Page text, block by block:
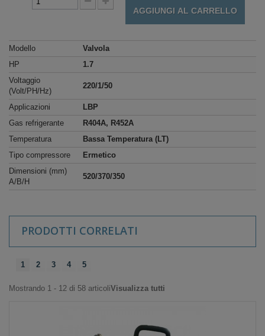
AGGIUNGI AL CARRELLO
Modello
Valvola
HP
1.7
Voltaggio
(Volt/PH/Hz)
220/1/50
Applicazioni
LBP
Gas refrigerante
R404A, R452A
Temperatura
Bassa Temperatura (LT)
Tipo compressore
Ermetico
Dimensioni (mm)
A/B/H
520/370/350
PRODOTTI CORRELATI
1 2 3 4 5
Mostrando 1 - 12 di 58 articoliVisualizza tutti